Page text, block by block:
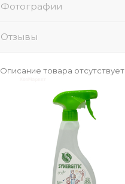
Фотографии
Отзывы
Описание товара отсутствует